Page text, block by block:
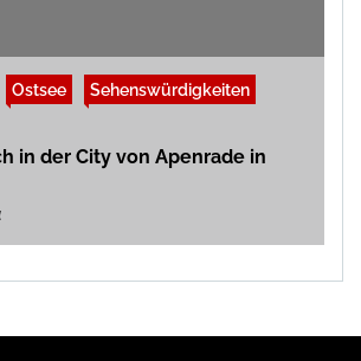
Ostsee
Sehenswürdigkeiten
in der City von Apenrade in